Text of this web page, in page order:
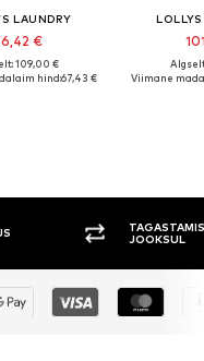
LAUNDRY
€
109,00 €
hind:67,43 €
Viimane
JOOKSUL